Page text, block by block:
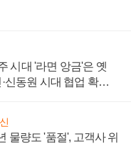
시대 '라면 앙금'은 옛
신동원 시대 협업 확대
물량도 '품절', 고객사 위